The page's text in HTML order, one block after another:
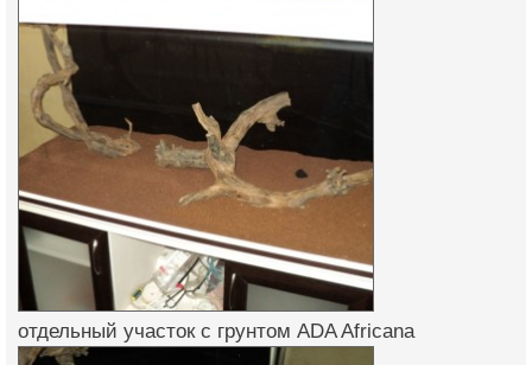
отдельный участок с грунтом ADA Africana